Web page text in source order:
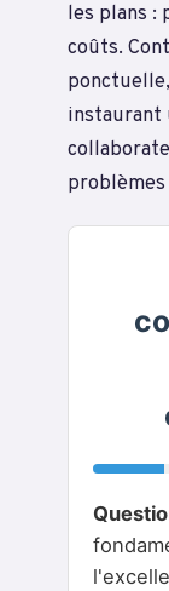
les plans :
coûts.
instaurant
problèmes